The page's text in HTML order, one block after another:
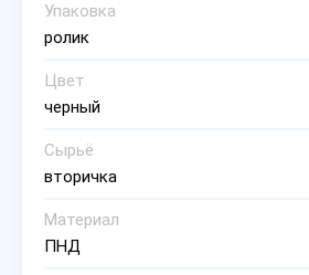
Упаковка
ролик
Цвет
черный
Сырьё
вторичка
Материал
ПНД